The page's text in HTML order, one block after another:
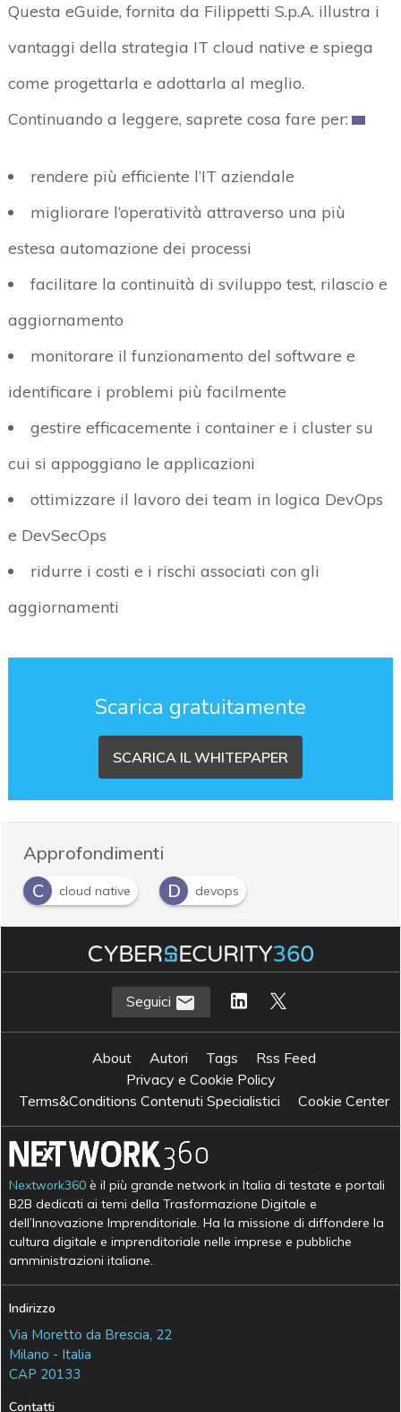
Questa eGuide, fornita da Filippetti S.p.A. illustra i
vantaggi della strategia IT cloud native e spiega
come progettarla e adottarla al meglio.
Continuando a leggere, saprete cosa fare per:
rendere più efficiente l’IT aziendale
migliorare l’operatività attraverso una più
estesa automazione dei processi
facilitare la continuità di sviluppo test, rilascio e
aggiornamento
monitorare il funzionamento del software e
identificare i problemi più facilmente
gestire efficacemente i container e i cluster su
cui si appoggiano le applicazioni
ottimizzare il lavoro dei team in logica DevOps
e DevSecOps
ridurre i costi e i rischi associati con gli
aggiornamenti
Scarica gratuitamente
SCARICA IL WHITEPAPER
Approfondimenti
C
cloud native D devops
D DevSecOps S strategia IT
Seguici
About Autori Tags
Rss Feed
Privacy e Cookie Policy
Terms&Conditions Contenuti Specialistici
Cookie Center
Nextwork360 è il più grande network in Italia di testate e portali
B2B dedicati ai temi della Trasformazione Digitale e
dell’Innovazione Imprenditoriale. Ha la missione di diffondere la
cultura digitale e imprenditoriale nelle imprese e pubbliche
amministrazioni italiane.
Indirizzo
Via Moretto da Brescia, 22
Milano - Italia
CAP 20133
Contatti